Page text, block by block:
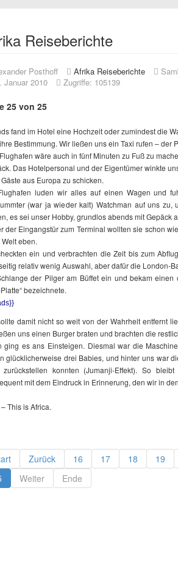
Reiseberichte
Posthoff Afrika Reiseberichte
Januar 2010
Zugriffe: 105139
25 von 25
fand im Hotel eine Hochzeit oder zumindest die
Bestimmung. Wir ließen uns ein Taxi rufen – der
wäre auch in fünf Minuten zu Fuß zu
Das Hotelpersonal und der Eigentümer winkte
aus Europa zu schicken.
luden wir alles auf einen Wagen und
(war ja wieder kalt) Watchman auf uns zu,
es sei unser Hobby, grundlos abends mit Gepäck
der Eingangstür zum Terminal wollten sie schon
eben.
ein und verbrachten die Zeit bis zum
relativ wenig Auswahl, aber dafür die London-
der Pilger am Büffet ein und bekam einen
bezeichnete.
damit nicht so weit von der Wahrheit entfernt
uns einen Burger braten und brachten die
ging es ans Einsteigen. Diesmal war die
glücklicherweise drei Babies, und hinter uns war
zurückstellen konnten (Jumanji-Effekt). So
mit dem Eindruck in Erinnerung, den wir in
– This is Africa.
Zurück 16 17 18 19
Weiter Ende